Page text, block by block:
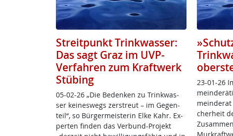
Streitpunkt Trinkwasser:
Das sagt Graz im UVP-
Verfahren zum Kraftwerk
Stübing
05-02-26 „Die Be­den­ken zu Trink­was­
ser kei­nes­wegs zer­st­reut – im Ge­gen­
teil“, so ­Bür­ger­meis­te­rin El­ke Kahr. Ex­
per­ten fin­den das Ver­bund-Pro­jekt
23-01-26
cher­heit